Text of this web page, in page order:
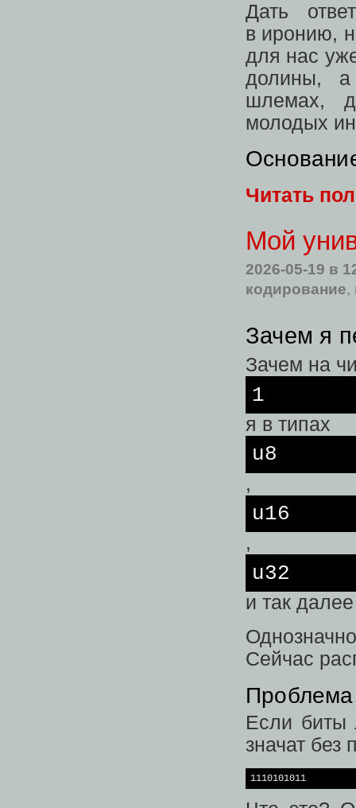
Дать
в иронию,
для нас
долины,
шлемах,
молодых
Читать
Мой
2026-05-19 в
кодирование,
Зачем я
Зачем на
1
я в типах
u8
,
u16
,
u32
и так
Сейчас
Проблема
Если биты
значат без